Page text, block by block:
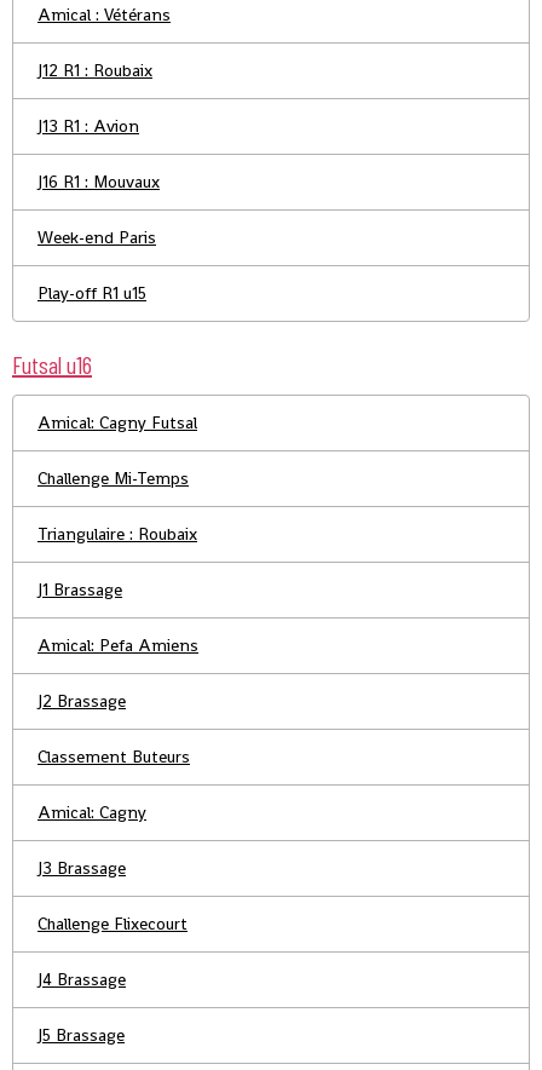
Amical : Vétérans
J12 R1 : Roubaix
J13 R1 : Avion
J16 R1 : Mouvaux
Week-end Paris
Play-off R1 u15
Futsal u16
Amical: Cagny Futsal
Challenge Mi-Temps
Triangulaire : Roubaix
J1 Brassage
Amical: Pefa Amiens
J2 Brassage
Classement Buteurs
Amical: Cagny
J3 Brassage
Challenge Flixecourt
J4 Brassage
J5 Brassage